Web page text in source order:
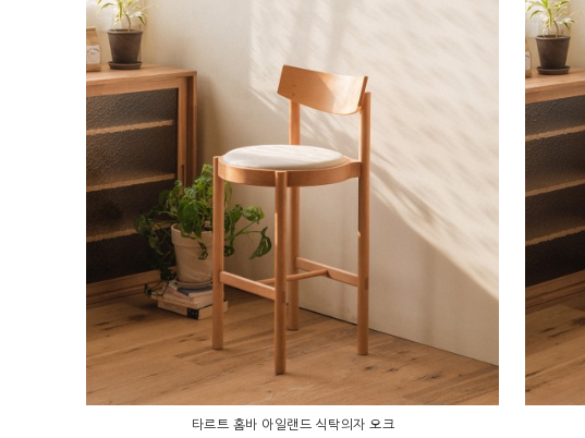
타르트 홈바 아일랜드 식탁의자 오크